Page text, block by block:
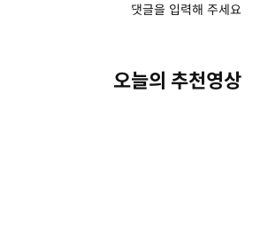
댓글을 입력해 주세요
오늘의 추천영상